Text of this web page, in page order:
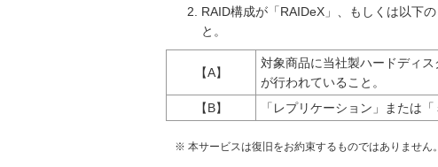
RAID構成が「RAIDeX」、もしくは以下
と。
【A】
対象商品に当社製ハードディ
が行われていること。
【B】
「レプリケーション」または
※ 本サービスは復旧をお約束するものではありません。